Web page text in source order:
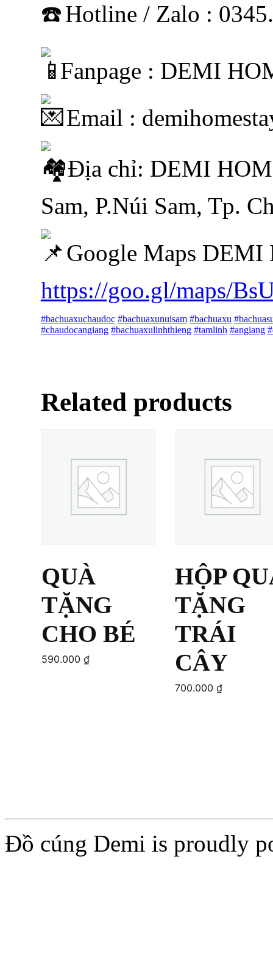
Hotline / Zalo :
Fanpage : DEMI
Email :
Địa chỉ: DEMI
Sam, P.Núi Sam, Tp.
Google Maps DEMI
https://goo.gl/maps/
#bachuaxuchaudoc #bachuaxunuisam #bachuaxu
#chaudocangiang #bachuaxulinhthieng #tamlinh #angiang
Related products
QUÀ
TẶNG
CHO BÉ
590.000 ₫
HỘP
TẶNG
TRÁI
CÂY
700.000₫
Đồ cúng Demi is proudly